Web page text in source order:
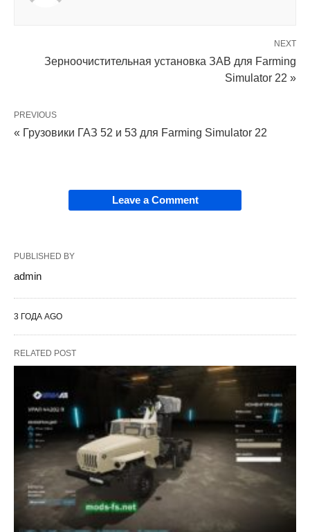
NEXT
Зерноочистительная установка ЗАВ для Farming
Simulator 22 »
PREVIOUS
« Грузовики ГАЗ 52 и 53 для Farming Simulator 22
Leave a Comment
PUBLISHED BY
admin
3 ГОДА AGO
RELATED POST